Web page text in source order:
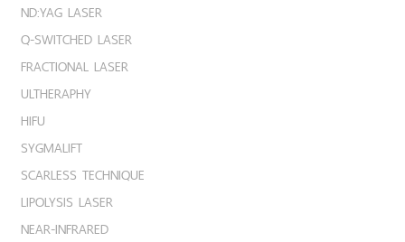
ND:YAG LASER
Q-SWITCHED LASER
FRACTIONAL LASER
ULTHERAPHY
HIFU
SYGMALIFT
SCARLESS TECHNIQUE
LIPOLYSIS LASER
NEAR-INFRARED